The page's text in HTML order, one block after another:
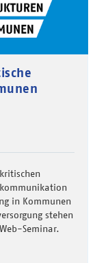
in Kommunen
stehen
Seminar.